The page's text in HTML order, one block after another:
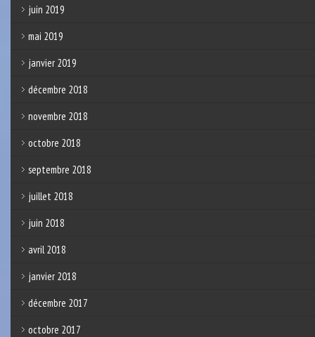
juin 2019
mai 2019
janvier 2019
décembre 2018
novembre 2018
octobre 2018
septembre 2018
juillet 2018
juin 2018
avril 2018
janvier 2018
décembre 2017
octobre 2017